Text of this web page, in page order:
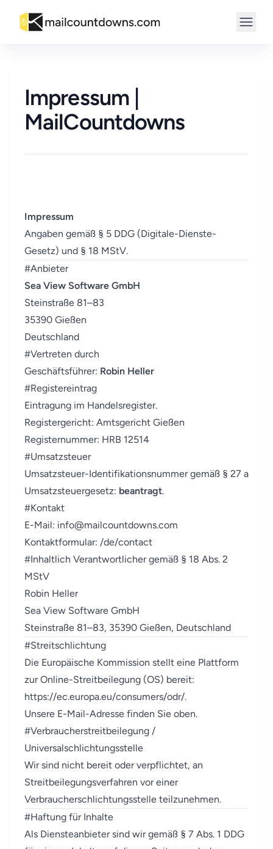
Impressum |
MailCountdowns
Impressum
Angaben gemäß § 5 DDG (Digitale-Dienste-
Gesetz) und § 18 MStV.
#Anbieter
Sea View Software GmbH
Steinstraße 81–83
35390 Gießen
Deutschland
#Vertreten durch
Geschäftsführer: Robin Heller
#Registereintrag
Eintragung im Handelsregister.
Registergericht: Amtsgericht Gießen
Registernummer: HRB 12514
#Umsatzsteuer
Umsatzsteuer-Identifikationsnummer gemäß § 27 a
Umsatzsteuergesetz: beantragt.
#Kontakt
E-Mail: info@mailcountdowns.com
Kontaktformular: /de/contact
#Inhaltlich Verantwortlicher gemäß § 18 Abs. 2
MStV
Robin Heller
Sea View Software GmbH
Steinstraße 81–83, 35390 Gießen, Deutschland
#Streitschlichtung
Die Europäische Kommission stellt eine Plattform
zur Online-Streitbeilegung (OS) bereit:
https://ec.europa.eu/consumers/odr/.
Unsere E-Mail-Adresse finden Sie oben.
#Verbraucherstreitbeilegung /
Universalschlichtungsstelle
Wir sind nicht bereit oder verpflichtet, an
Streitbeilegungsverfahren vor einer
Verbraucherschlichtungsstelle teilzunehmen.
#Haftung für Inhalte
Als Diensteanbieter sind wir gemäß § 7 Abs. 1 DDG